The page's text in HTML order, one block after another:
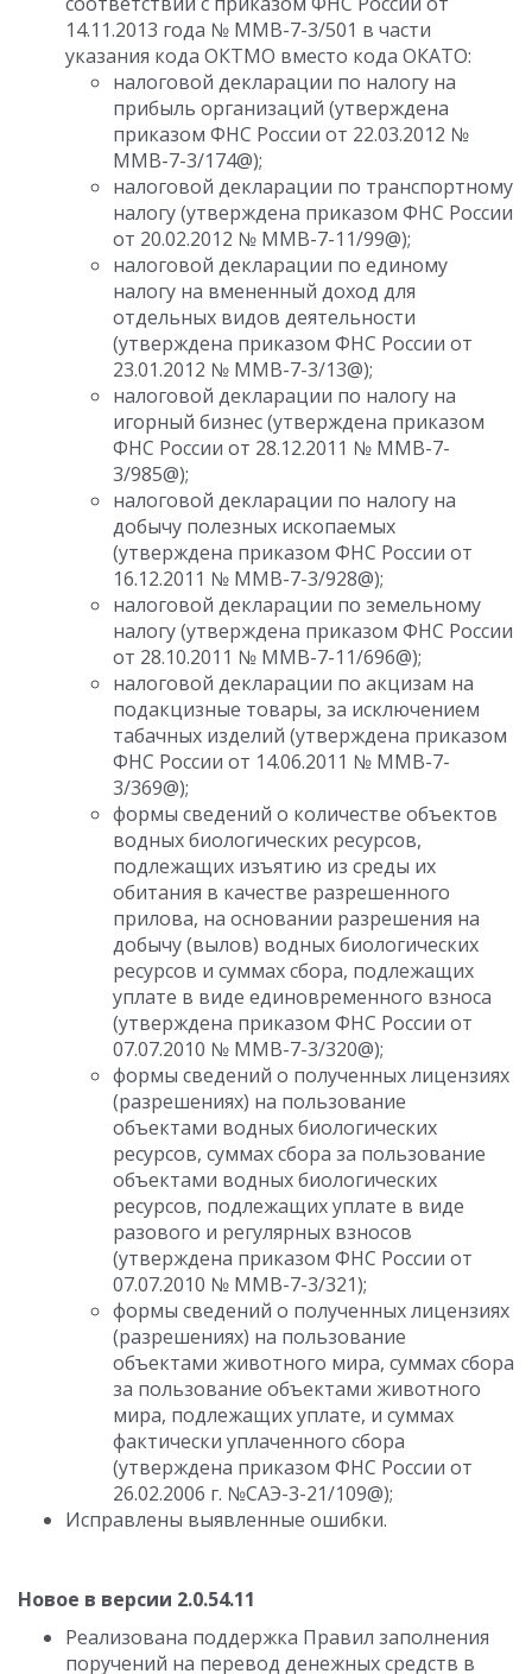
14.11.2013 года № ММВ-7-3/501 в части
указания кода ОКТМО вместо кода ОКАТО:
налоговой декларации по налогу на
прибыль организаций (утверждена
приказом ФНС России от 22.03.2012 №
ММВ-7-3/174@);
налоговой декларации по транспортному
налогу (утверждена приказом ФНС России
от 20.02.2012 № ММВ-7-11/99@);
налоговой декларации по единому
налогу на вмененный доход для
отдельных видов деятельности
(утверждена приказом ФНС России от
23.01.2012 № ММВ-7-3/13@);
налоговой декларации по налогу на
игорный бизнес (утверждена приказом
ФНС России от 28.12.2011 № ММВ-7-
3/985@);
налоговой декларации по налогу на
добычу полезных ископаемых
(утверждена приказом ФНС России от
16.12.2011 № ММВ-7-3/928@);
налоговой декларации по земельному
налогу (утверждена приказом ФНС России
от 28.10.2011 № ММВ-7-11/696@);
налоговой декларации по акцизам на
подакцизные товары, за исключением
табачных изделий (утверждена приказом
ФНС России от 14.06.2011 № ММВ-7-
3/369@);
формы сведений о количестве объектов
водных биологических ресурсов,
подлежащих изъятию из среды их
обитания в качестве разрешенного
прилова, на основании разрешения на
добычу (вылов) водных биологических
ресурсов и суммах сбора, подлежащих
уплате в виде единовременного взноса
(утверждена приказом ФНС России от
07.07.2010 № ММВ-7-3/320@);
формы сведений о полученных лицензиях
(разрешениях) на пользование
объектами водных биологических
ресурсов, суммах сбора за пользование
объектами водных биологических
ресурсов, подлежащих уплате в виде
разового и регулярных взносов
(утверждена приказом ФНС России от
07.07.2010 № ММВ-7-3/321);
формы сведений о полученных лицензиях
(разрешениях) на пользование
объектами животного мира, суммах сбора
за пользование объектами животного
мира, подлежащих уплате, и суммах
фактически уплаченного сбора
(утверждена приказом ФНС России от
26.02.2006 г. №САЭ-3-21/109@);
Исправлены выявленные ошибки.
Новое в версии 2.0.54.11
Реализована поддержка Правил заполнения
поручений на перевод денежных средств в